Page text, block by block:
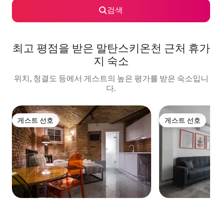
검색
최고 평점을 받은 말탄스키온천 근처 휴가
지 숙소
위치, 청결도 등에서 게스트의 높은 평가를 받은 숙소입니
다.
게스트 선호
게스트 선호 게스트 선호
게스트 선호